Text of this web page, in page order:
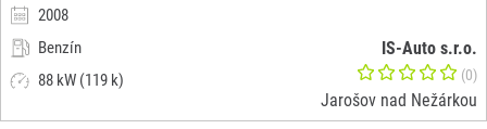
2008
Benzín
88 kW (119 k)
IS-Auto s.r.o.
(0)
Jarošov nad Nežárkou